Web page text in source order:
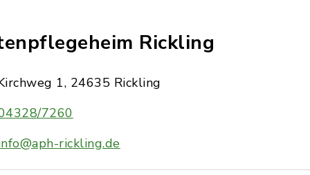
Rickling
1, 24635 Rickling
7260
rickling.de